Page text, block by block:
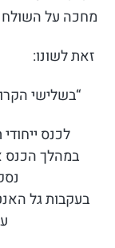
מחכה על
זאת לשונו:
“בשלישי
לכנס
במהלך הכנס
בעקבות גל